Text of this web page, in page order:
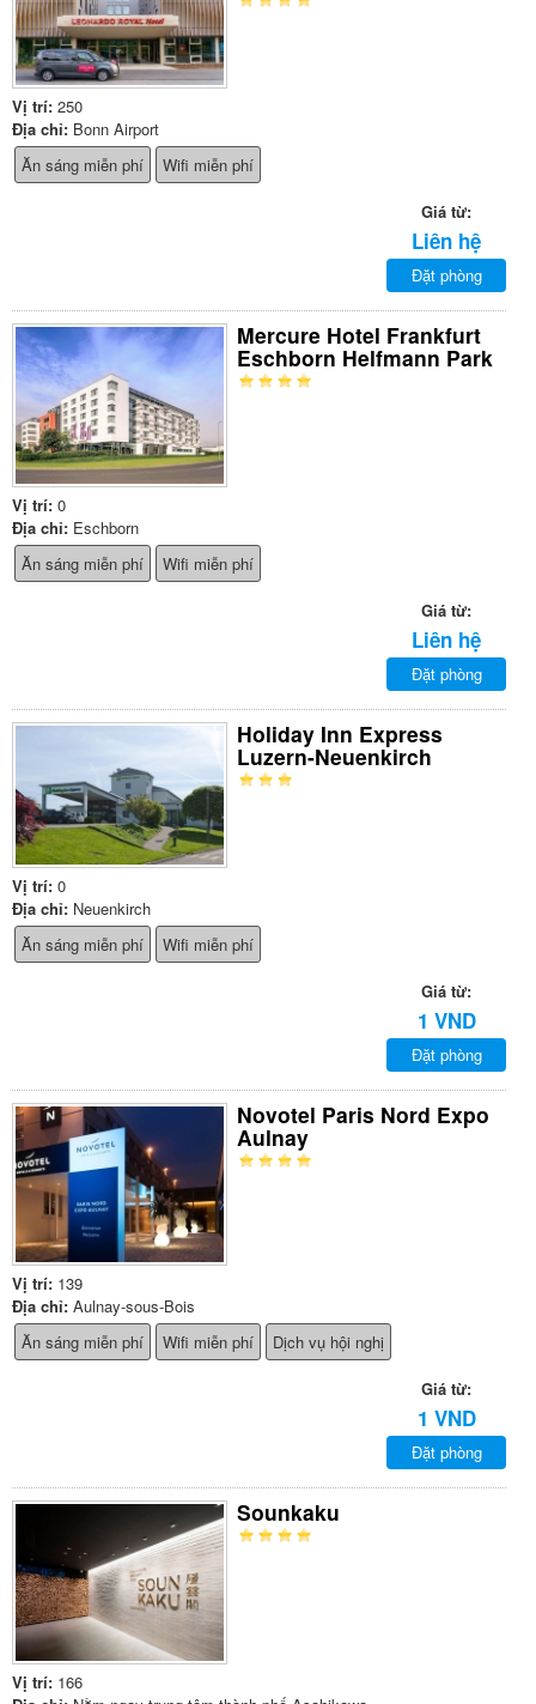
Vị trí: 250
Địa chỉ: Bonn Airport
Ăn sáng miễn phí
Wifi miễn phí
Giá từ:
Liên hệ
Đặt phòng
Mercure Hotel Frankfurt
Eschborn Helfmann Park
Vị trí: 0
Địa chỉ: Eschborn
Ăn sáng miễn phí
Wifi miễn phí
Giá từ:
Liên hệ
Đặt phòng
Holiday Inn Express
Luzern-Neuenkirch
Vị trí: 0
Địa chỉ: Neuenkirch
Ăn sáng miễn phí
Wifi miễn phí
Giá từ:
1 VND
Đặt phòng
Novotel Paris Nord Expo
Aulnay
Vị trí: 139
Địa chỉ: Aulnay-sous-Bois
Ăn sáng miễn phí
Wifi miễn phí Dịch vụ hội nghị
Giá từ:
1 VND
Đặt phòng
Sounkaku
Vị trí: 166